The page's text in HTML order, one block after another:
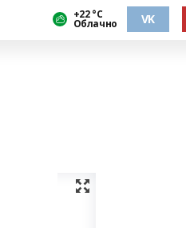
+22 °С
Облачно VK